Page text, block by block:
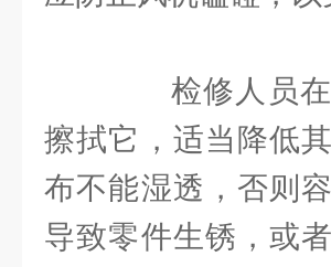
检修人员在
擦拭它，适当降低
布不能湿透，否则
导致零件生锈，或